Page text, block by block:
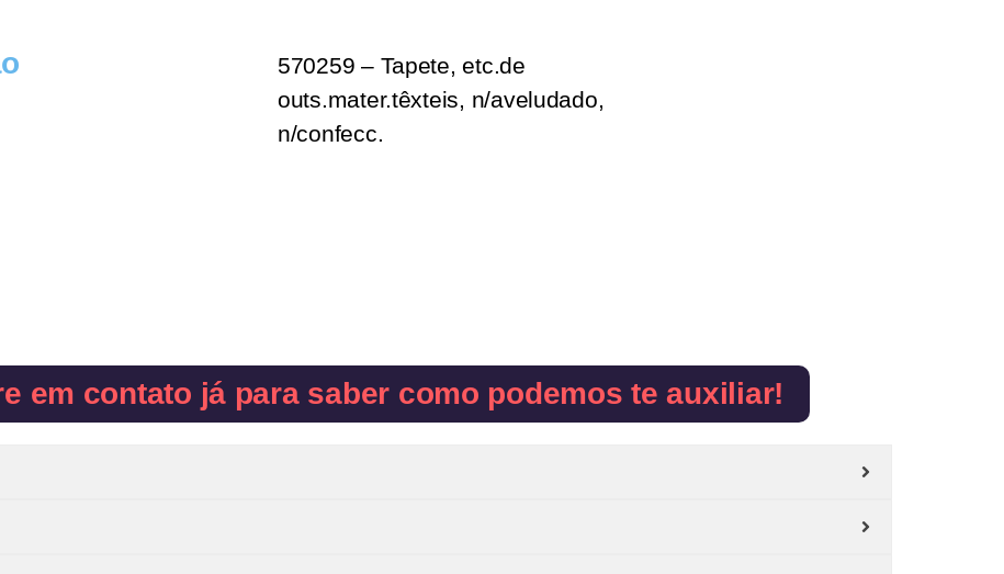
570259 – Tapete, etc.de
outs.mater.têxteis, n/aveludado,
n/confecc.
em contato já para saber como podemos te auxiliar!